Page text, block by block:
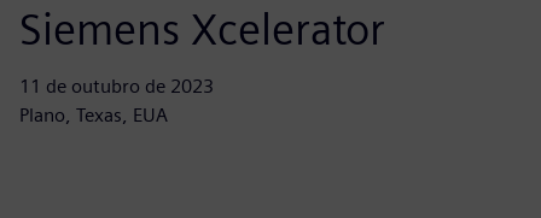
Siemens Xcelerator
11 de outubro de 2023
Plano, Texas, EUA